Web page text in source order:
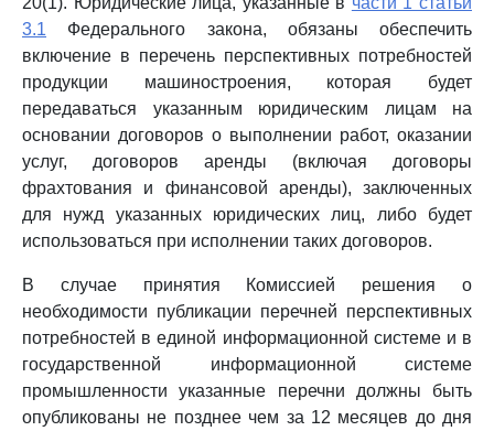
3.1 Федерального закона, обязаны обеспечить
включение в перечень перспективных потребностей
продукции машиностроения, которая будет
передаваться указанным юридическим лицам на
основании договоров о выполнении работ, оказании
услуг, договоров аренды (включая договоры
фрахтования и финансовой аренды), заключенных
для нужд указанных юридических лиц, либо будет
использоваться при исполнении таких договоров.
В случае принятия Комиссией решения о
необходимости публикации перечней перспективных
потребностей в единой информационной системе и в
государственной информационной системе
промышленности указанные перечни должны быть
опубликованы не позднее чем за 12 месяцев до дня